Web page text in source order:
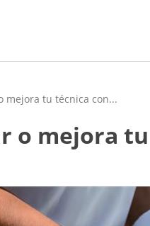
mejora tu técnica con...